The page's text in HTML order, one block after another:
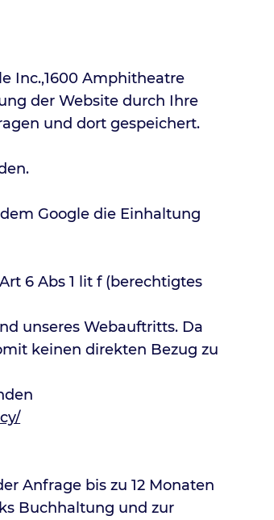
Inc.,1600 Amphitheatre
der Website durch Ihre
und dort gespeichert.
Google die Einhaltung
6 Abs 1 lit f (berechtigtes
unseres Webauftritts. Da
keinen direkten Bezug zu
Anfrage bis zu 12 Monaten
Buchhaltung und zur